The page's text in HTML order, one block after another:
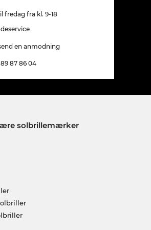
fredag fra kl. 9-18
en anmodning
87 86 04
solbrillemærker